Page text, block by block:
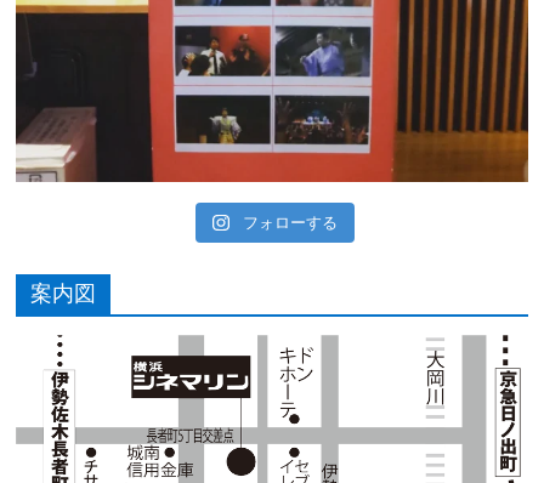
フォローする
案内図